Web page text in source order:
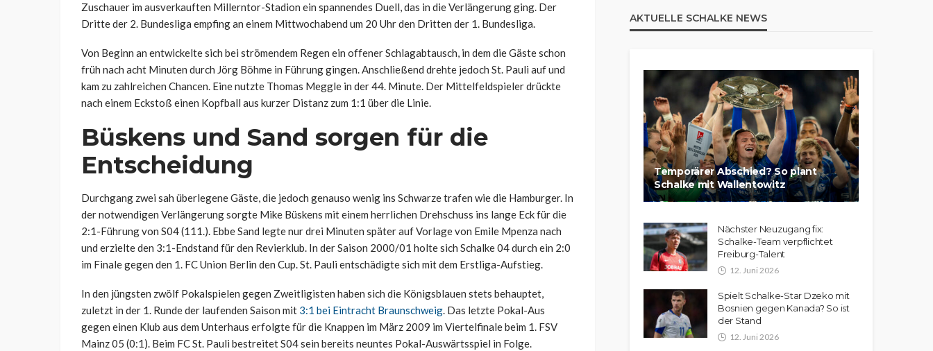
Zuschauer im ausverkauften Millerntor-Stadion ein spannendes Duell, das in die Verlängerung ging. Der
Dritte der 2. Bundesliga empfing an einem Mittwochabend um 20 Uhr den Dritten der 1. Bundesliga.
Von Beginn an entwickelte sich bei strömendem Regen ein offener Schlagabtausch, in dem die Gäste schon
früh nach acht Minuten durch Jörg Böhme in Führung gingen. Anschließend drehte jedoch St. Pauli auf und
kam zu zahlreichen Chancen. Eine nutzte Thomas Meggle in der 44. Minute. Der Mittelfeldspieler drückte
nach einem Eckstoß einen Kopfball aus kurzer Distanz zum 1:1 über die Linie.
Büskens und Sand sorgen für die
Entscheidung
Durchgang zwei sah überlegene Gäste, die jedoch genauso wenig ins Schwarze trafen wie die Hamburger. In
der notwendigen Verlängerung sorgte Mike Büskens mit einem herrlichen Drehschuss ins lange Eck für die
2:1-Führung von S04 (111.). Ebbe Sand legte nur drei Minuten später auf Vorlage von Emile Mpenza nach
und erzielte den 3:1-Endstand für den Revierklub. In der Saison 2000/01 holte sich Schalke 04 durch ein 2:0
im Finale gegen den 1. FC Union Berlin den Cup. St. Pauli entschädigte sich mit dem Erstliga-Aufstieg.
In den jüngsten zwölf Pokalspielen gegen Zweitligisten haben sich die Königsblauen stets behauptet,
zuletzt in der 1. Runde der laufenden Saison mit 3:1 bei Eintracht Braunschweig. Das letzte Pokal-Aus
gegen einen Klub aus dem Unterhaus erfolgte für die Knappen im März 2009 im Viertelfinale beim 1. FSV
Mainz 05 (0:1). Beim FC St. Pauli bestreitet S04 sein bereits neuntes Pokal-Auswärtsspiel in Folge.
AKTUELLE SCHALKE NEWS
Temporärer Abschied? So plant
Schalke mit Wallentowitz
Nächster Neuzugang fix:
Schalke-Team verpflichtet
Freiburg-Talent
12. Juni 2026
Spielt Schalke-Star Dzeko mit
Bosnien gegen Kanada? So ist
der Stand
12. Juni 2026